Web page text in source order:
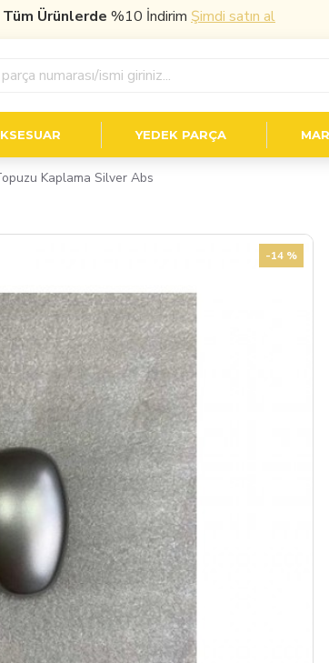
Ürünlerde%10 İndirimŞimdi satın al
YEDEK PARÇA
Kaplama Silver Abs
-14 %